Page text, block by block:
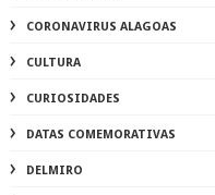
CORONAVIRUS ALAGOAS
CULTURA
CURIOSIDADES
DATAS COMEMORATIVAS
DELMIRO